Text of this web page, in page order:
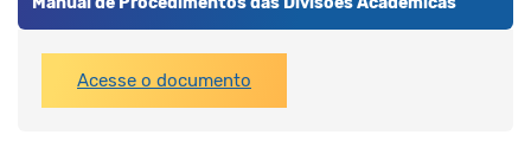
Acesse o documento